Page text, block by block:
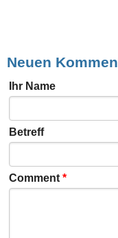
Neuen
Ihr Name
Betreff
Comment*